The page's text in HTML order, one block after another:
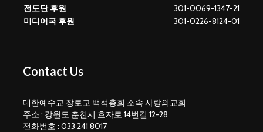
전도단 후원
301-0069-1347-21
미디어국 후원
301-0226-8124-01
Contact Us
대한예수교 장로교 백석총회 소속 사랑의교회
주소 : 강원도 춘천시 효자로 14번길 12-28
전화번호 : 033 241 8017